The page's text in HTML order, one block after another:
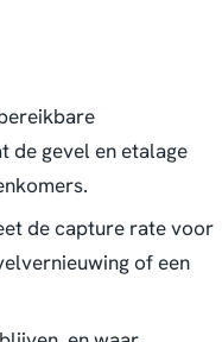
de gevel en etalage
de capture rate voor
of een